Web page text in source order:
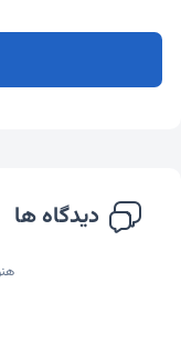
دیدگاه ها